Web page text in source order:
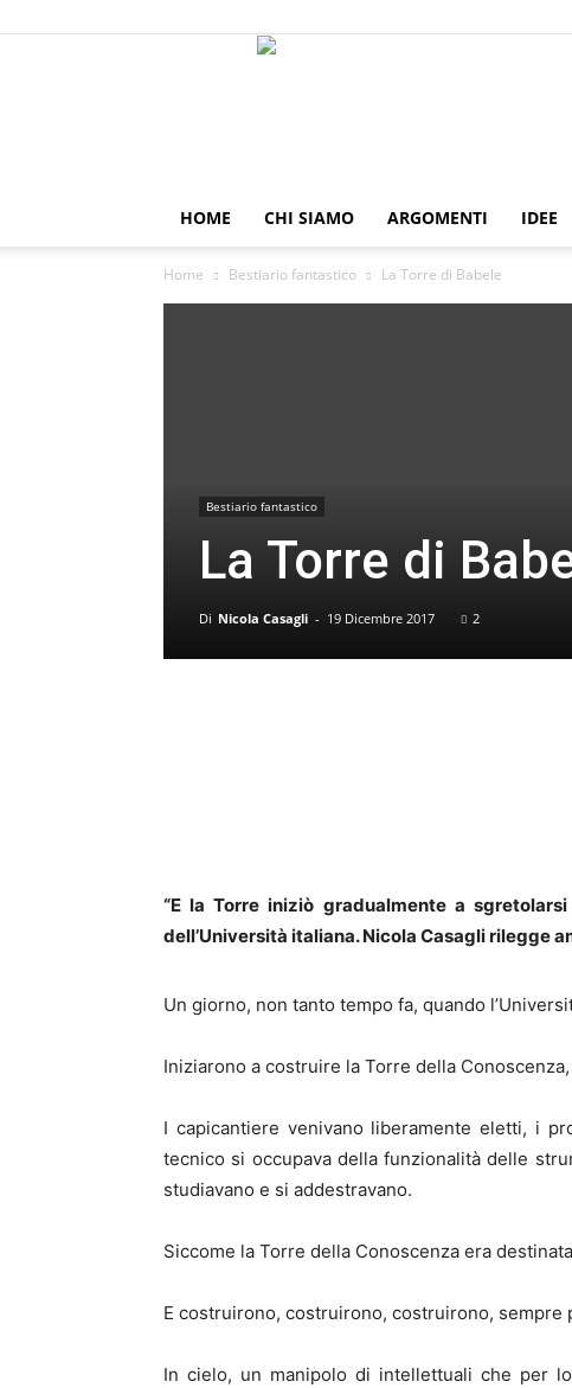
HOME CHI SIAMO ARGOMENTI IDEE
Home Bestiario fantastico La Torre di Babele
Bestiario fantastico
La Torre di
Di Nicola Casagli - 19 Dicembre 2017 2
“E la Torre iniziò gradualmente a
dell’Università italiana. Nicola Casagli rilegge
Un giorno, non tanto tempo fa, quando
Iniziarono a costruire la Torre della
I capicantiere venivano liberamente eletti, i
tecnico si occupava della funzionalità delle
studiavano e si addestravano.
Siccome la Torre della Conoscenza era
E costruirono, costruirono, costruirono,
In cielo, un manipolo di intellettuali che per